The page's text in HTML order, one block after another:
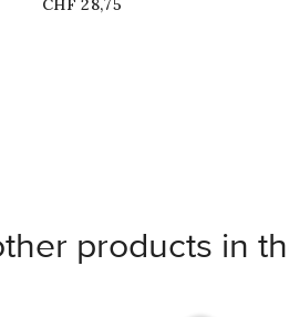
CHF 28,75
products in